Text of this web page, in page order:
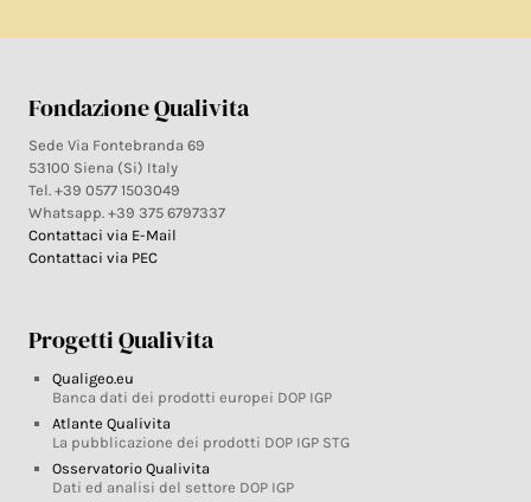
Fondazione Qualivita
Sede Via Fontebranda 69
53100 Siena (Si) Italy
Tel. +39 0577 1503049
Whatsapp. +39 375 6797337
Contattaci via E-Mail
Contattaci via PEC
Progetti Qualivita
Qualigeo.eu
Banca dati dei prodotti europei DOP IGP
Atlante Qualivita
La pubblicazione dei prodotti DOP IGP STG
Osservatorio Qualivita
Dati ed analisi del settore DOP IGP